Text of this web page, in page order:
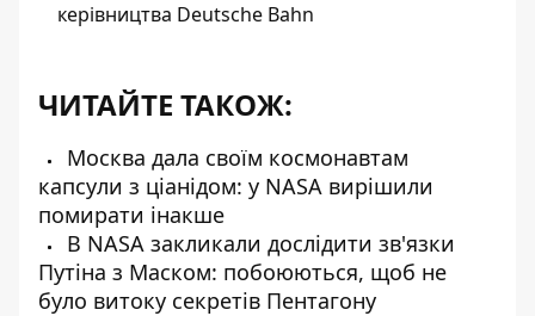
керівництва Deutsche Bahn
ЧИТАЙТЕ ТАКОЖ:
Москва дала своїм космонавтам
капсули з ціанідом: у NASA вирішили
помирати інакше
В NASA закликали дослідити зв'язки
Путіна з Маском: побоюються, щоб не
було витоку секретів Пентагону